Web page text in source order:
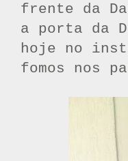
frente da
a porta da
hoje no
fomos nos